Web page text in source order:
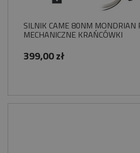
SILNIK CAME 80NM MONDRIAN
MECHANICZNE KRAŃCÓWKI
399,00 zł